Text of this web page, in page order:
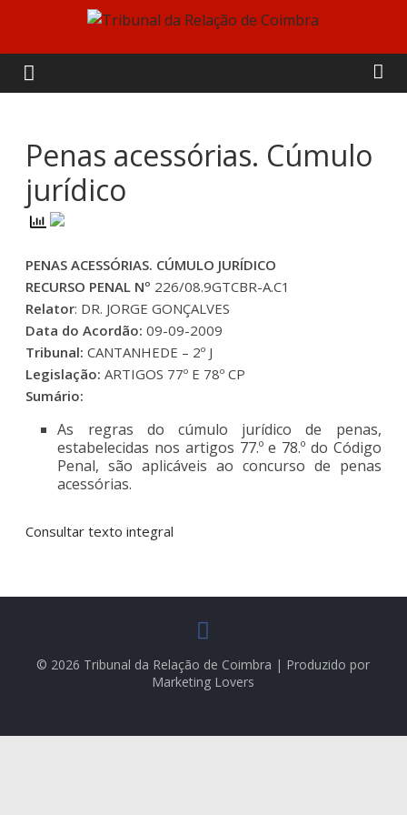
content
Tribunal
da
Relação
de
Coimbra
Penas acessórias. Cúmulo
jurídico
PENAS ACESSÓRIAS. CÚMULO JURÍDICO
RECURSO PENAL Nº 226/08.9GTCBR-A.C1
Relator: DR. JORGE GONÇALVES
Data do Acordão: 09-09-2009
Tribunal: CANTANHEDE – 2º J
Legislação: ARTIGOS 77º E 78º CP
Sumário:
As regras do cúmulo jurídico de penas,
estabelecidas nos artigos 77.º e 78.º do Código
Penal, são aplicáveis ao concurso de penas
acessórias.
Consultar texto integral
© 2026 Tribunal da Relação de Coimbra | Produzido por
Marketing Lovers